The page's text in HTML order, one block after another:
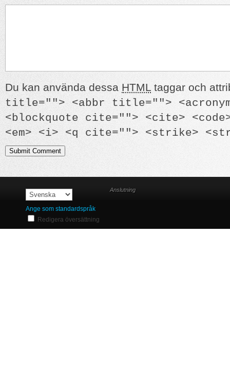
Du kan använda dessa HTML taggar och
title=""> <abbr title="">
<blockquote cite=""> <cite>
<em> <i> <q cite=""> <strike>
Ange som standardspråk
Redigera översättning
Anslutning